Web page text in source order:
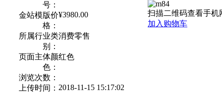
号：
扫描二维码查看手机
加入购物车
金站模版价
格：
¥3980.00
所属行业类
别：
消费零售
页面主体颜
色：
红色
浏览次数：
上传时间： 2018-11-15 15:17:02